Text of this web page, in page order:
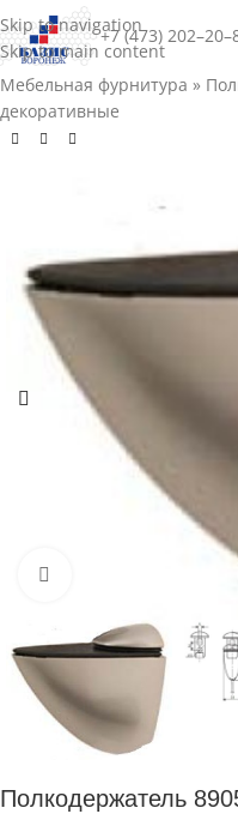
Skip to navigation
Skip to main content
+7 (473)
Мебельная фурнитура »
декоративные
Нажмите для
Полкодержатель